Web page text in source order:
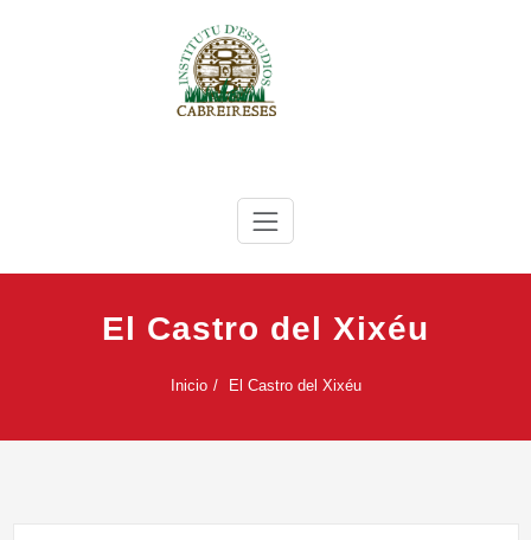
Instituto de Estudios Cabreireses
El Castro del Xixéu
Inicio El Castro del Xixéu